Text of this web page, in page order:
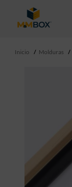
Inicio Molduras